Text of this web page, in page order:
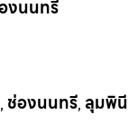
งนนทรี
, ช่องนนทรี, ลุมพินี